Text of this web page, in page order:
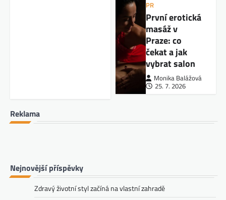
PR
První erotická
masáž v
Praze: co
čekat a jak
vybrat salon
Monika Balážová
25. 7. 2026
Reklama
Nejnovější příspěvky
Zdravý životní styl začíná na vlastní zahradě